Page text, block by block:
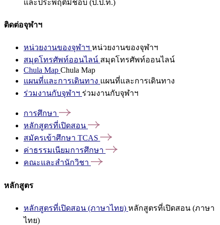
และประพฤติมิชอบ (ป.ป.ท.)
ติดต่อจุฬาฯ
หน่วยงานของจุฬาฯ หน่วยงานของจุฬาฯ
สมุดโทรศัพท์ออนไลน์ สมุดโทรศัพท์ออนไลน์
Chula Map Chula Map
แผนที่และการเดินทาง แผนที่และการเดินทาง
ร่วมงานกับจุฬาฯ ร่วมงานกับจุฬาฯ
การศึกษา
หลักสูตรที่เปิดสอน
สมัครเข้าศึกษา TCAS
ค่าธรรมเนียมการศึกษา
คณะและสำนักวิชา
หลักสูตร
หลักสูตรที่เปิดสอน (ภาษาไทย) หลักสูตรที่เปิดสอน (ภาษา
ไทย)